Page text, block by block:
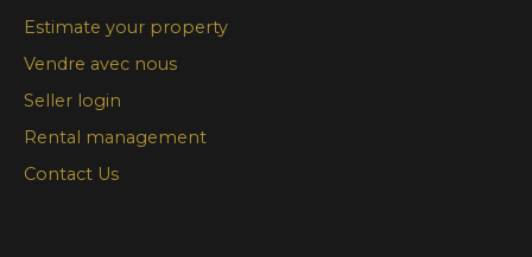
Estimate your property
Vendre avec nous
Seller login
Rental management
Contact Us